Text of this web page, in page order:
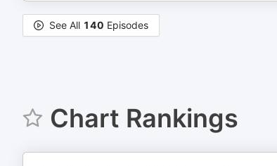
See All 140 Episodes
Chart Rankings